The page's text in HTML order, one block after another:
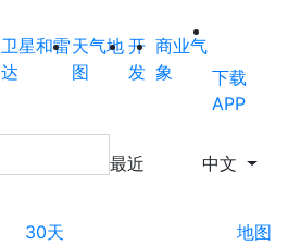
卫星和雷
达
天气地
图
开
发
商业气
象
下载
APP
最近 中文
30天
地图